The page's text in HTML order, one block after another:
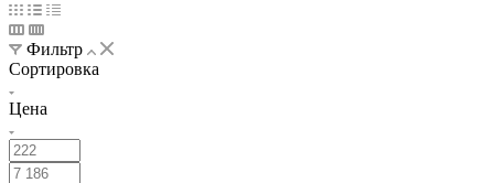
Фильтр
Сортировка
Цена